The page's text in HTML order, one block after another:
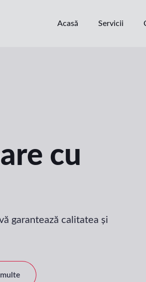
Acasă Servicii
cu
garantează calitatea și